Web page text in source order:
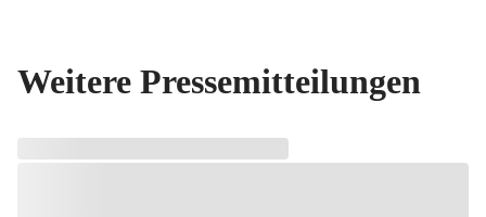
Weitere Pressemitteilungen